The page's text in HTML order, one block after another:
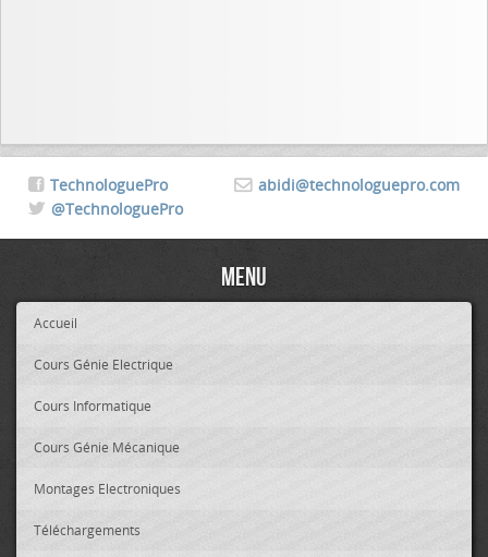
abidi@technologuepro.com
TechnologuePro
@TechnologuePro
Menu
Accueil
Cours Génie Electrique
Cours Informatique
Cours Génie Mécanique
Montages Electroniques
Téléchargements